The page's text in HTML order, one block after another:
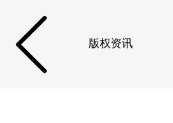
版权资讯